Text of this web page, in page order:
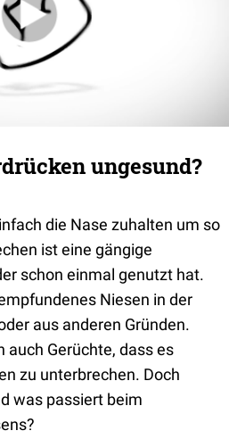
ungesund?
die Nase zuhalten um so
ist eine gängige
schon einmal genutzt hat.
Niesen in der
aus anderen Gründen.
Gerüchte, dass es
zu unterbrechen. Doch
was passiert beim